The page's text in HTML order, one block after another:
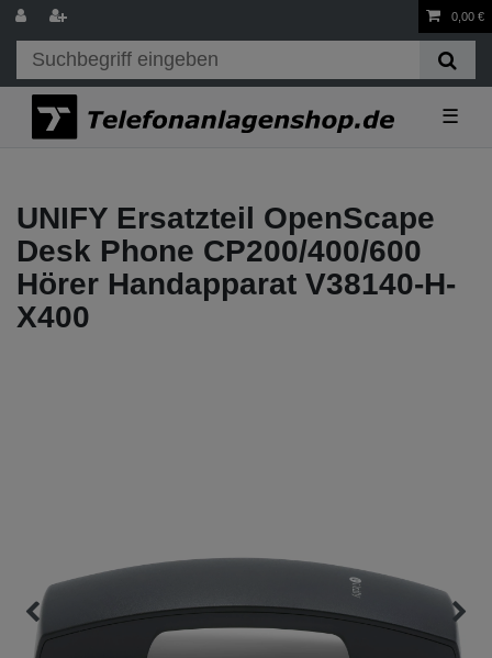
0,00 €
☰
UNIFY Ersatzteil OpenScape
Desk Phone CP200/400/600
Hörer Handapparat V38140-H-
X400